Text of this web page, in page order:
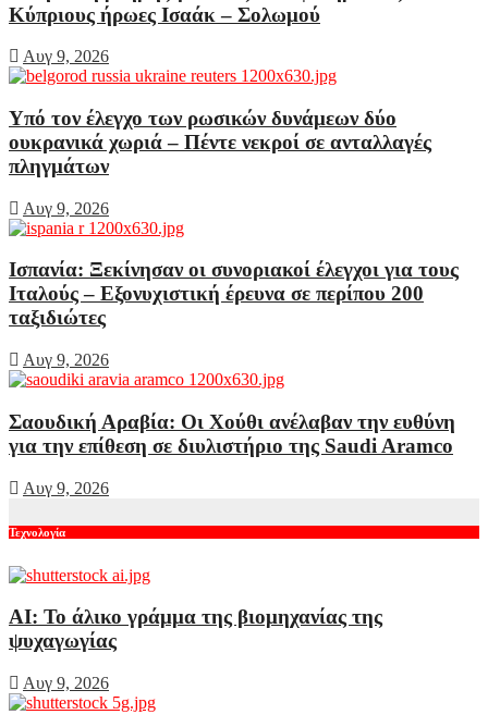
Κύπριους ήρωες Ισαάκ – Σολωμού
Αυγ 9, 2026
Υπό τον έλεγχο των ρωσικών δυνάμεων δύο
ουκρανικά χωριά – Πέντε νεκροί σε ανταλλαγές
πληγμάτων
Αυγ 9, 2026
Ισπανία: Ξεκίνησαν οι συνοριακοί έλεγχοι για τους
Ιταλούς – Εξονυχιστική έρευνα σε περίπου 200
ταξιδιώτες
Αυγ 9, 2026
Σαουδική Αραβία: Οι Χούθι ανέλαβαν την ευθύνη
για την επίθεση σε διυλιστήριο της Saudi Aramco
Αυγ 9, 2026
Τεχνολογία
AI: Το άλικο γράμμα της βιομηχανίας της
ψυχαγωγίας
Αυγ 9, 2026